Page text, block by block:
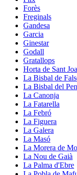
Forès
Freginals
Gandesa
Garcia
Ginestar
Godall
Gratallops
Horta de Sant
La Bisbal de
La Bisbal del
La Canonja
La Fatarella
La Febró
La Figuera
La Galera
La Masó
La Morera de
La Nou de Gaià
La Palma d'Ebre